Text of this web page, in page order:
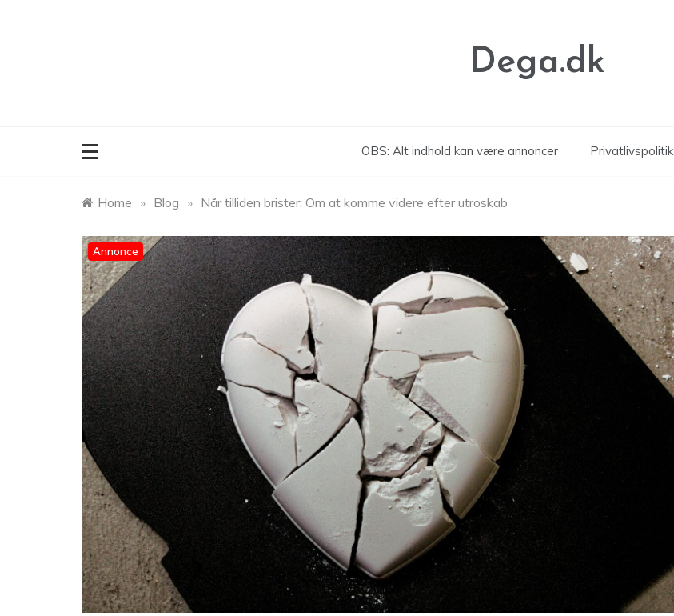
Dega.dk
OBS: Alt indhold kan være annoncer Privatlivspolitik
Home » Blog » Når tilliden brister: Om at komme videre efter utroskab
Annonce